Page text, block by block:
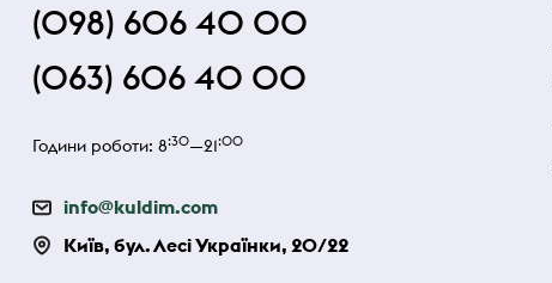
(098) 606 40 00
(063) 606 40 00
Години роботи: 8:30—21:00
info@kuldim.com
Київ, бул. Лесі Українки, 20/22